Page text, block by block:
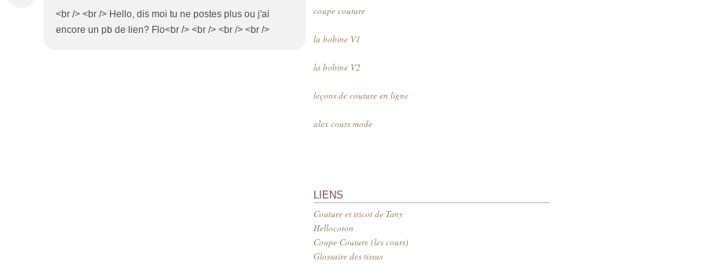
<br /> <br /> Hello, dis moi tu ne postes plus ou j'ai
encore un pb de lien? Flo<br /> <br /> <br /> <br />
coupe couture
la bobine V1
la bobine V2
leçons de couture en ligne
alex cours mode
LIENS
Couture et tricot de Tany
Hellocoton
Coupe Couture (les cours)
Glossaire des tissus